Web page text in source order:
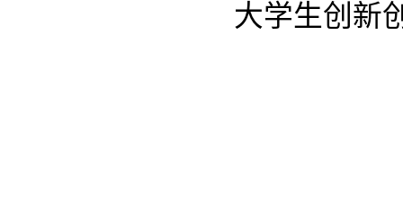
大学生创新